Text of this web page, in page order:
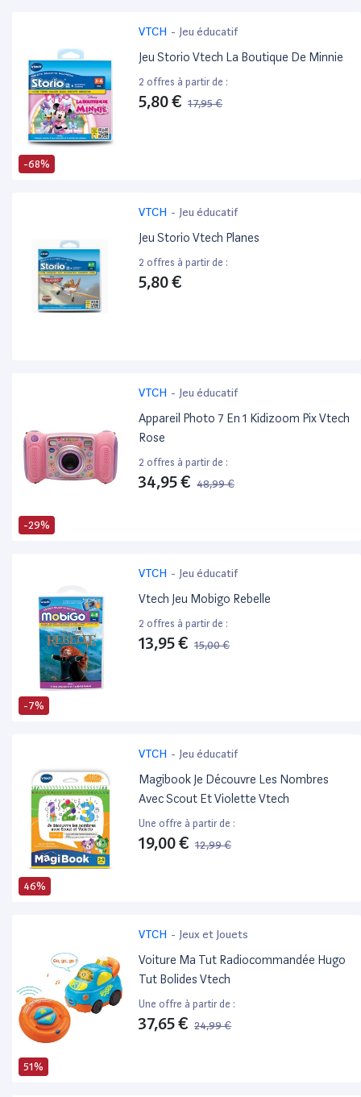
-68%
VTCH - Jeu éducatif
Jeu Storio Vtech La Boutique De Minnie
2 offres à partir de :
5,80 € 17,95 €
VTCH - Jeu éducatif
Jeu Storio Vtech Planes
2 offres à partir de :
5,80 €
-29%
VTCH - Jeu éducatif
Appareil Photo 7 En 1 Kidizoom Pix Vtech
Rose
2 offres à partir de :
34,95 € 48,99 €
-7%
VTCH - Jeu éducatif
Vtech Jeu Mobigo Rebelle
2 offres à partir de :
13,95 € 15,00 €
46%
VTCH - Jeu éducatif
Magibook Je Découvre Les Nombres
Avec Scout Et Violette Vtech
Une offre à partir de :
19,00 € 12,99 €
51%
VTCH - Jeux et Jouets
Voiture Ma Tut Radiocommandée Hugo
Tut Bolides Vtech
Une offre à partir de :
37,65 € 24,99 €